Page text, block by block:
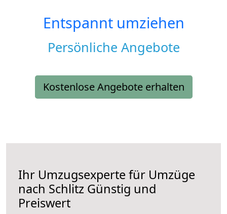
Entspannt umziehen
Persönliche Angebote
Kostenlose Angebote erhalten
Ihr Umzugsexperte für Umzüge
nach Schlitz Günstig und
Preiswert